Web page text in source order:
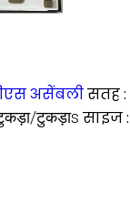
असेंबलीसतह :
टुकड़ाs साइज :